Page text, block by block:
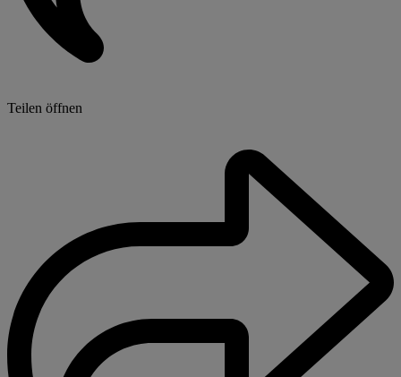
Teilen öffnen